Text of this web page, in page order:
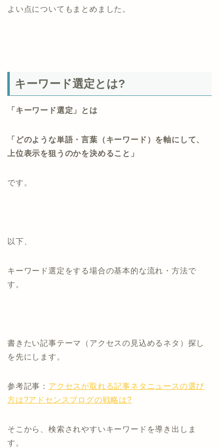
よい点についてもまとめました。
キーワード選定とは?
「キーワード選定」とは
「どのような単語・言葉（キーワード）を軸にして、
上位表示を狙うのかを決めること」
です。
以下、
キーワード選定をする場合の基本的な流れ・方法で
す。
書きたい記事テーマ（アクセスの見込めるネタ）探し
を先にします。
参考記事： アクセスが取れる記事ネタニュースの選び
方は?アドセンスブログの戦略は?
そこから、検索されやすいキーワードを導き出しま
す。